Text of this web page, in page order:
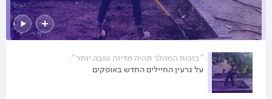
"בזכות המהלך תהיה מדינה טובה יותר":
על גרעין החיילים החדש באופקים